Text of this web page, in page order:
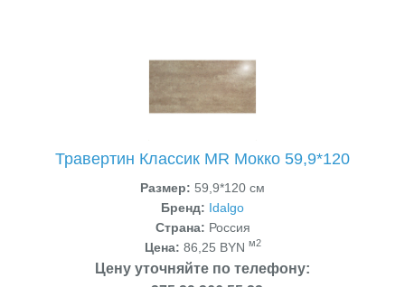
Травертин Классик MR Мокко 59,9*120
Размер: 59,9*120 см
Бренд: Idalgo
Страна: Россия
Цена: 86,25 BYN м2
Цену уточняйте по телефону: